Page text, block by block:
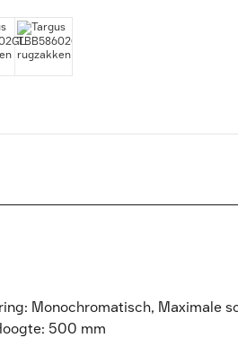
Monochromatisch, Maximale
500 mm